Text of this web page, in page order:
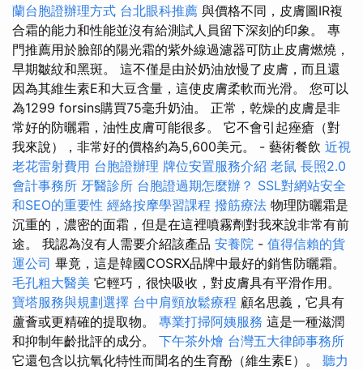
蘭台胞證辦理方式 台北眼科推薦 與價格不同，皮膚圖IR複
合霜的能力和性能並沒有給測試人員留下深刻的印象。 專
門推薦用於臉部的陽光霜的紫外線過濾器可防止皮膚燃燒，
早期皺紋和黑斑。 這不僅是由於奶油放慢了皮膚，而且還
因為其維生素E和大豆含量，這使皮膚柔軟而光滑。 您可以
為1299 forsins購買75毫升奶油。 正常，乾燥的皮膚是非
常好的防曬霜，油性皮膚可能很多。 它不會引起痤瘡（對
我來說），非常好的價格約為5,600美元。 - 藝術餐飲 近視
老花雷射費用 台胞證辦理 牌位安置服務介紹 老鼠 長照2.0
會計事務所 牙醫診所 台胞證過期怎麼辦？ SSL對網站安全
和SEO的重要性 經絡按摩學習課程 撥筋療法 物理防曬霜是
沉重的，濃密的面霜，但是在這裡噴霧劑對我來說非常有前
途。 我認為沒有人需要介紹該產品 安養院 - 值得信賴的貨
運公司 畢竟，這是韓國COSRX品牌中最好的銷售防曬霜。
毛孔粗大醫美 它輕巧，很快吸收，對皮膚具有平滑作用。
寶塔服務與規劃選擇 台中肩頸放鬆療程 顧名思義，它具有
蘆薈或更精確的提取物。 專業打掃阿姨服務 這是一種滋潤
和抑制年齡批評的成分。 下午茶外燴 台灣五大律師事務所
它還包含以抗氧化特性而聞名的生育酚（維生素E）。 聽力